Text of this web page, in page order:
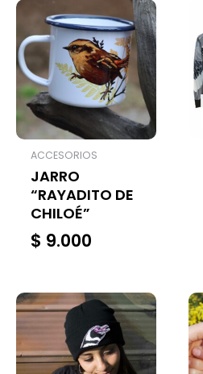
ACCESORIOS
JARRO
“RAYADITO DE
CHILOÉ”
$ 9.000